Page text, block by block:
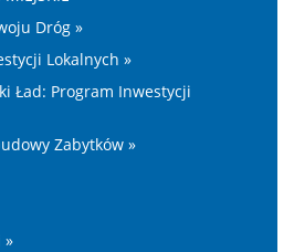
Dróg »
Lokalnych »
Ład: Program Inwestycji
Zabytków »
»